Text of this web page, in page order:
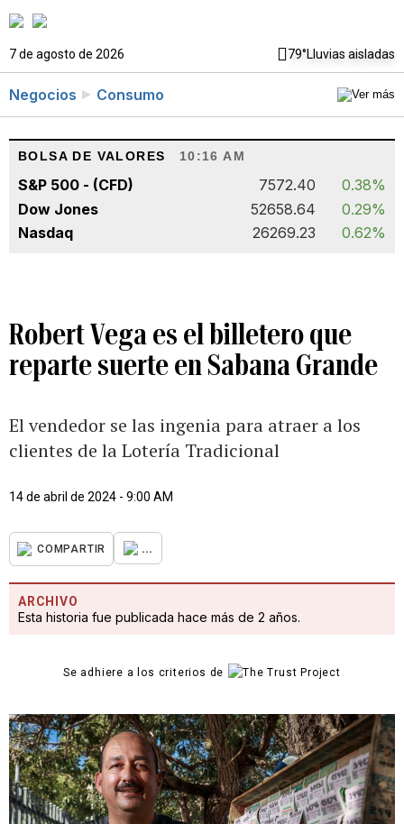
7 de agosto de 2026 79°Lluvias aisladas
Negocios Consumo
BOLSA DE VALORES 10:16 AM
S&P 500 - (CFD) 7572.40
0.38%
Dow Jones
52658.64
0.29%
Nasdaq
26269.23 0.62%
Robert Vega es el billetero que
reparte suerte en Sabana Grande
El vendedor se las ingenia para atraer a los
clientes de la Lotería Tradicional
14 de abril de 2024 - 9:00 AM
COMPARTIR ...
ARCHIVO
Esta historia fue publicada hace más de 2 años.
Se adhiere a los criterios de